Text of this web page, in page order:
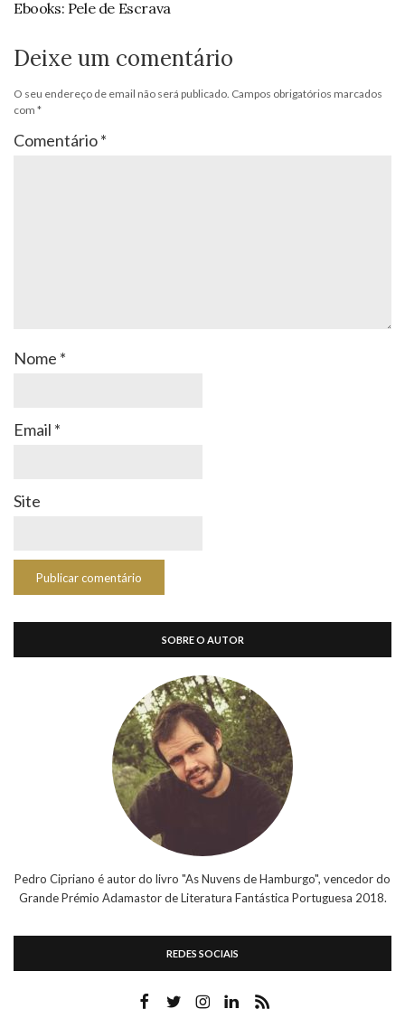
Ebooks: Pele de Escrava
Deixe um comentário
O seu endereço de email não será publicado. Campos obrigatórios marcados
com *
Comentário*
Nome *
Email *
Site
SOBRE O AUTOR
Pedro Cipriano é autor do livro "As Nuvens de Hamburgo", vencedor do
Grande Prémio Adamastor de Literatura Fantástica Portuguesa 2018.
REDES SOCIAIS